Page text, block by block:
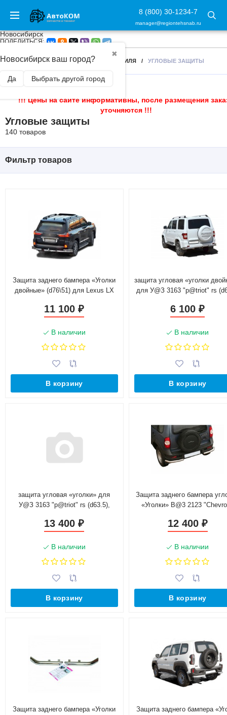
8 (800) 30-1234-7
manager@regiontehsnab.ru
Новосибирск
✖
Новосибирск ваш город?
Да Выбрать другой город
ПОДЕЛИТЬСЯ:
ГЛАВНАЯ / ЗАЩИТА ЧАСТЕЙ АВТОМОБИЛЯ / УГЛОВЫЕ ЗАЩИТЫ
!!! Цены на сайте информативны, после размещения
уточняются !!!
Угловые защиты
140 товаров
Фильтр товаров
Защита заднего бампера «Уголки
двойные» (d76\51) для Lexus LX
11 100₽
В наличии
В корзину
защита угловая «уголки
для У@З 3163 "p@triot" rs
6 100₽
В наличии
В корзину
защита угловая «уголки» для
У@З 3163 "p@triot" rs (d63.5),
13 400₽
В наличии
В корзину
Защита заднего бампера
«Уголки» B@3 2123
нержавеющая сталь
12 400 ₽
В наличии
В корзину
Защита заднего бампера «Уголки
Защита заднего бампера